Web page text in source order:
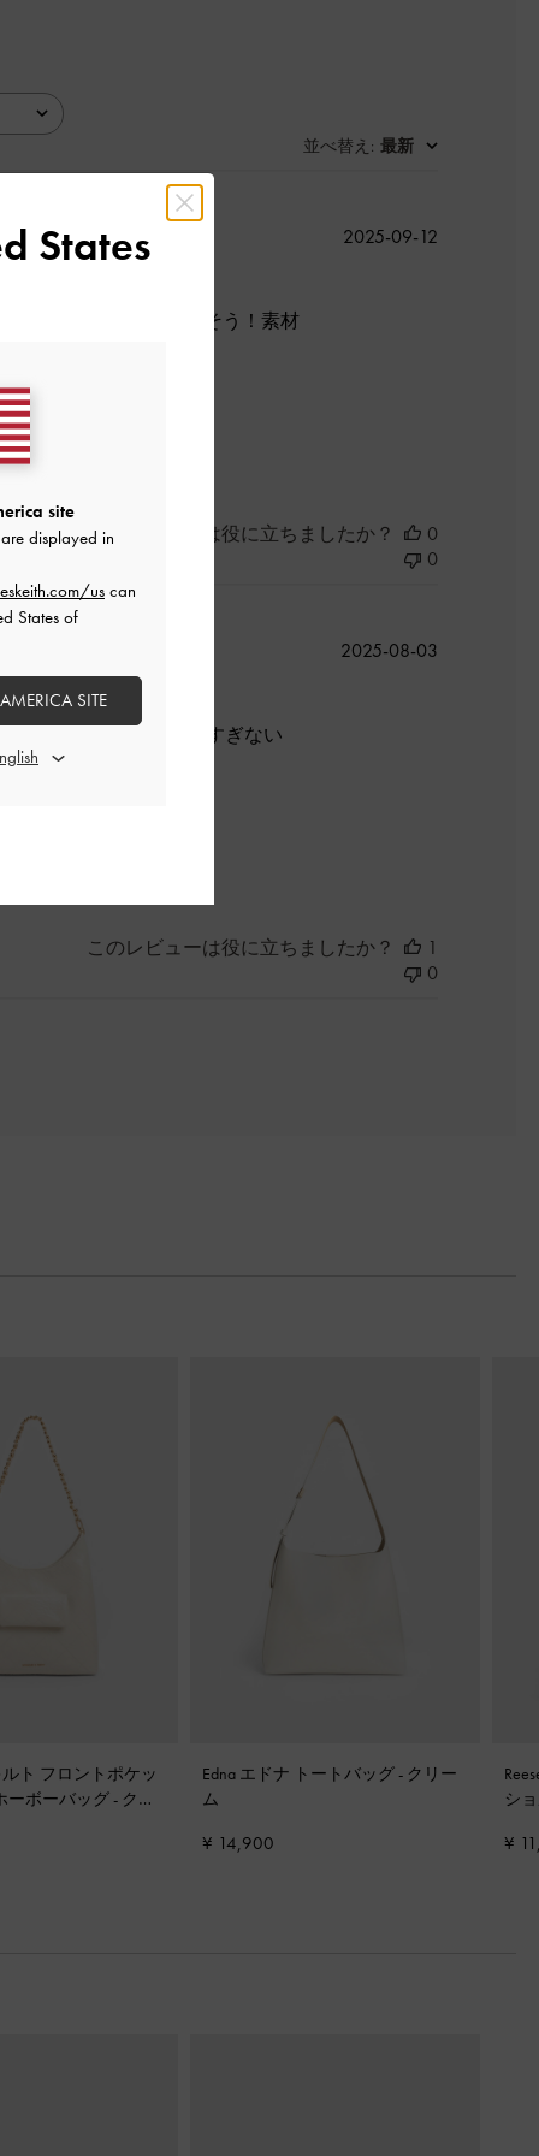
並べ替え : 最新
い入ったので使いやすそう！素材
った
公
2025-09-12
このレビューは役に立ちましたか？
0
0
使いもできます。小さすぎない
公
2025-08-03
このレビューは役に立ちましたか？
1
0
ト フロントポケッ
ーボーバッグ - クリ
Edna エドナ トートバッグ - クリー
ム
¥ 14,900
シ
¥
States
site
displayed in
uscan
States of
SITE